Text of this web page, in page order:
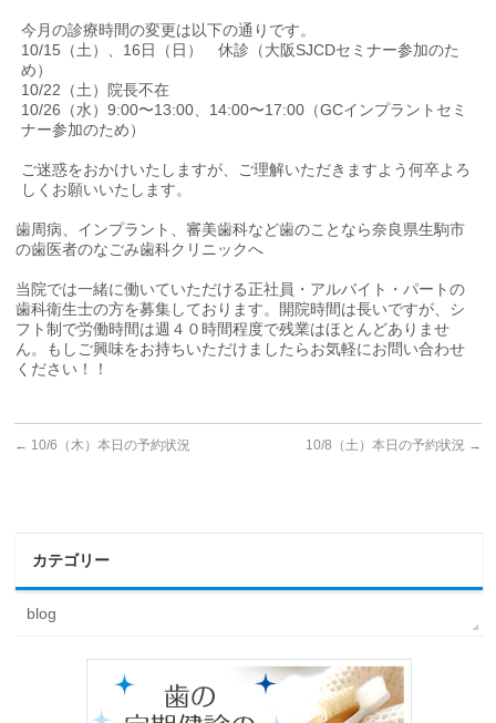
今月の診療時間の変更は以下の通りです。
10/15（土）、16日（日） 休診（大阪SJCDセミナー参加のた
め）
10/22（土）院長不在
10/26（水）9:00〜13:00、14:00〜17:00（GCインプラントセミ
ナー参加のため）
ご迷惑をおかけいたしますが、ご理解いただきますよう何卒よろ
しくお願いいたします。
歯周病、インプラント、審美歯科など歯のことなら奈良県生駒市
の歯医者のなごみ歯科クリニックへ
当院では一緒に働いていただける正社員・アルバイト・パートの
歯科衛生士の方を募集しております。開院時間は長いですが、シ
フト制で労働時間は週４０時間程度で残業はほとんどありませ
ん。もしご興味をお持ちいただけましたらお気軽にお問い合わせ
ください！！
← 10/6（木）本日の予約状況 10/8（土）本日の予約状況 →
カテゴリー
blog